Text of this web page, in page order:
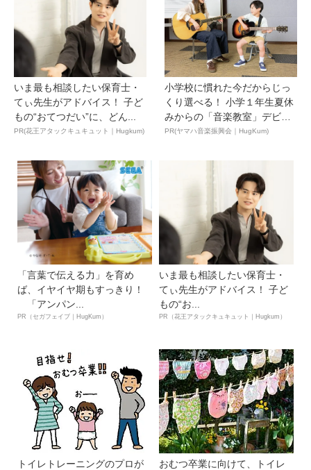
いま最も相談したい保育士・
てぃ先生がアドバイス！ 子ど
もの“おてつだい”に、どん...
PR(花王アタックキュキュット｜Hugkum)
小学校に慣れた今だからじっ
くり選べる！ 小学１年生夏休
みからの「音楽教室」デビ
ュ...
PR(ヤマハ音楽振興会｜HugKum)
「言葉で伝える力」を育め
ば、イヤイヤ期もすっきり！
「アンパン...
PR（セガフェイブ｜HugKum）
いま最も相談したい保育士・
てぃ先生がアドバイス！ 子ど
もの“お...
PR（花王アタックキュキュット｜Hugkum）
トイレトレーニングのプロが
おむつ卒業に向けて、トイレ